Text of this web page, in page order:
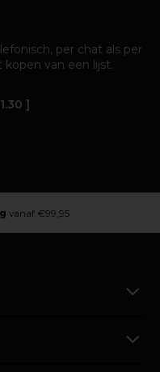
per chat als per
van een lijst.
]
vanaf €99,95